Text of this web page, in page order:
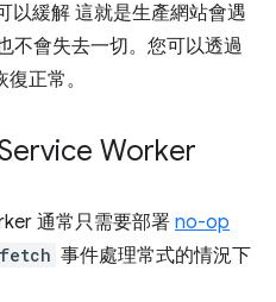
以緩解 這就是生產網站會遇
不會失去一切。您可以透過
正常。
Worker
通常只需要部署 no-op
fetch 事件處理常式的情況下